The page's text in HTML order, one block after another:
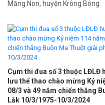
Măng Non, huyện Krông Bông.
Cụm thi đua số 3 thuộc LĐLĐ
lưu thể thao chào mừng Kỷ
08/3 và 49 năm chiến thắng
Lắk 10/3/1975-10/3/2024